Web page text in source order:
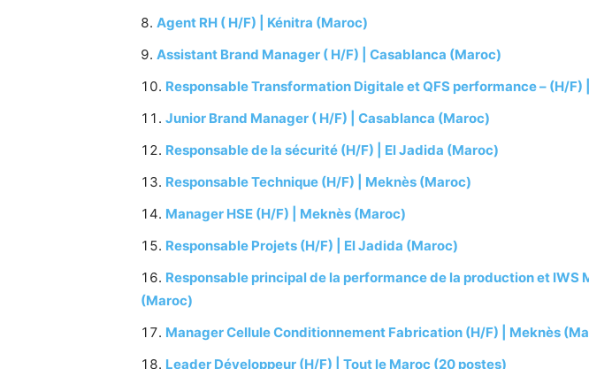
Agent RH ( H/F) | Kénitra (Maroc)
Assistant Brand Manager ( H/F) | Casablanca (Maroc)
Responsable Transformation Digitale et QFS performance – (H/
Junior Brand Manager ( H/F) | Casablanca (Maroc)
Responsable de la sécurité (H/F) | El Jadida (Maroc)
Responsable Technique (H/F) | Meknès (Maroc)
Manager HSE (H/F) | Meknès (Maroc)
Responsable Projets (H/F) | El Jadida (Maroc)
Responsable principal de la performance de la production et IWS
(Maroc)
Manager Cellule Conditionnement Fabrication (H/F) | Meknès
Leader Développeur (H/F) | Tout le Maroc (20 postes)